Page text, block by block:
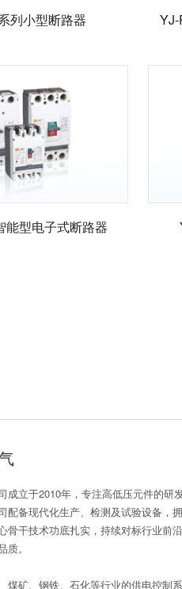
列小型断路器
能型电子式断路器
成立于2010年，专注高低压元件的研
配备现代化生产、检测及试验设备，
骨干技术功底扎实，持续对标行业前
。
煤矿、钢铁、石化等行业的供电控制